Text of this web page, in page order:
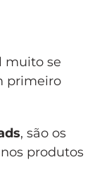
muito se
primeiro
, são os
produtos